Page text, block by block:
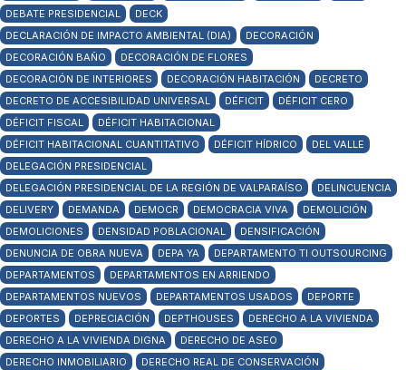
DEBATE PRESIDENCIAL
DECK
DECLARACIÓN DE IMPACTO AMBIENTAL (DIA)
DECORACIÓN
DECORACIÓN BAÑO
DECORACIÓN DE FLORES
DECORACIÓN DE INTERIORES
DECORACIÓN HABITACIÓN
DECRETO
DECRETO DE ACCESIBILIDAD UNIVERSAL
DÉFICIT
DÉFICIT CERO
DÉFICIT FISCAL
DÉFICIT HABITACIONAL
DÉFICIT HABITACIONAL CUANTITATIVO
DÉFICIT HÍDRICO
DEL VALLE
DELEGACIÓN PRESIDENCIAL
DELEGACIÓN PRESIDENCIAL DE LA REGIÓN DE VALPARAÍSO
DELINCUENCIA
DELIVERY
DEMANDA DEMOCR DEMOCRACIA VIVA
DEMOLICIÓN
DEMOLICIONES
DENSIDAD POBLACIONAL
DENSIFICACIÓN
DENUNCIA DE OBRA NUEVA
DEPA YA
DEPARTAMENTO TI OUTSOURCING
DEPARTAMENTOS
DEPARTAMENTOS EN ARRIENDO
DEPARTAMENTOS NUEVOS
DEPARTAMENTOS USADOS
DEPORTE
DEPORTES
DEPRECIACIÓN DEPTHOUSES
DERECHO A LA VIVIENDA
DERECHO A LA VIVIENDA DIGNA
DERECHO DE ASEO
DERECHO INMOBILIARIO
DERECHO REAL DE CONSERVACIÓN